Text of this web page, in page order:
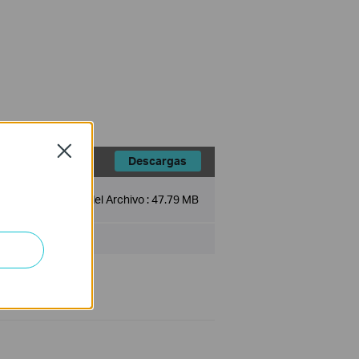
Descargas
Tamaño del Archivo :47.79 MB
Close